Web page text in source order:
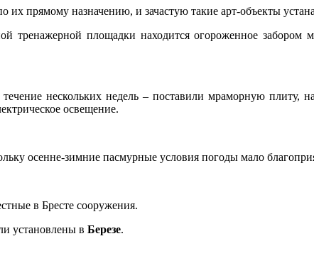
их прямому назначению, и зачастую такие арт-объекты
тренажерной площадки находится огороженное забором
нескольких недель – поставили мраморную плиту,
освещение.
осенне-зимние пасмурные условия погоды мало
в Бресте сооружения.
установлены в Березе.